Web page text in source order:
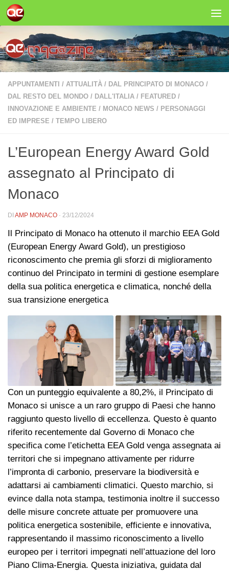
Salta al contenuto
APPUNTAMENTI / ATTUALITÀ / DAL PRINCIPATO DI MONACO /
DAL RESTO DEL MONDO / DALL'ITALIA / FEATURED /
INNOVAZIONE E AMBIENTE / MONACO NEWS / PERSONAGGI
ED IMPRESE / TEMPO LIBERO
L’European Energy Award Gold
assegnato al Principato di
Monaco
DI AMP MONACO · 23/12/2024
Il Principato di Monaco ha ottenuto il marchio EEA Gold
(European Energy Award Gold), un prestigioso
riconoscimento che premia gli sforzi di miglioramento
continuo del Principato in termini di gestione esemplare
della sua politica energetica e climatica, nonché della
sua transizione energetica
Con un punteggio equivalente a 80,2%, il Principato di
Monaco si unisce a un raro gruppo di Paesi che hanno
raggiunto questo livello di eccellenza. Questo è quanto
riferito recentemente dal Governo di Monaco che
specifica come l’etichetta EEA Gold venga assegnata ai
territori che si impegnano attivamente per ridurre
l’impronta di carbonio, preservare la biodiversità e
adattarsi ai cambiamenti climatici. Questo marchio, si
evince dalla nota stampa, testimonia inoltre il successo
delle misure concrete attuate per promuovere una
politica energetica sostenibile, efficiente e innovativa,
rappresentando il massimo riconoscimento a livello
europeo per i territori impegnati nell’attuazione del loro
Piano Clima-Energia. Questa iniziativa, guidata dal